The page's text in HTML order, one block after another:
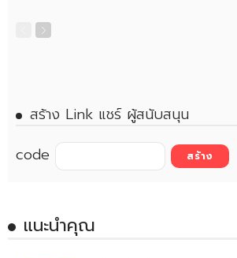
สร้าง Link แชร์ ผู้สนับสนุน
code
แนะนำคุณ